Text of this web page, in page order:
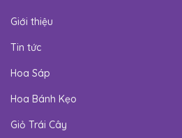
Giới thiệu
Tin tức
Hoa Sáp
Hoa Bánh Kẹo
Giỏ Trái Cây